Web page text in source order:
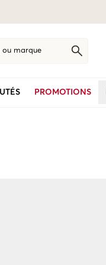
ou marque
PROMOTIONS